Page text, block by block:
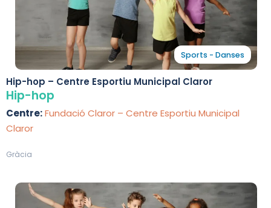
Sports - Danses
Hip-hop – Centre Esportiu Municipal Claror
Hip-hop
Centre:Fundació Claror – Centre Esportiu Municipal
Claror
Gràcia